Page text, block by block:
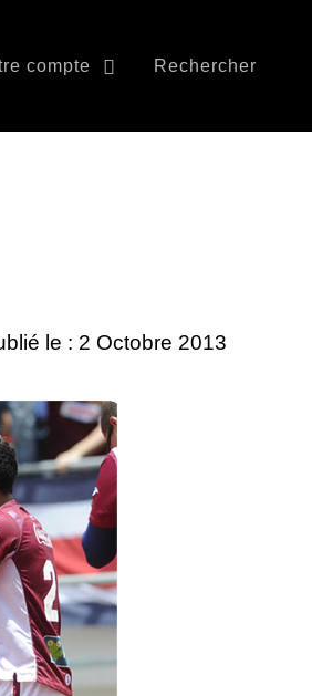
compte Rechercher
le : 2 Octobre 2013